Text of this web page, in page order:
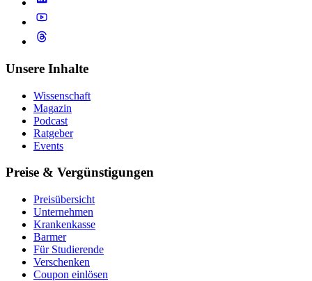
Unsere Inhalte
Wissenschaft
Magazin
Podcast
Ratgeber
Events
Preise & Vergünstigungen
Preisübersicht
Unternehmen
Krankenkasse
Barmer
Für Studierende
Ver­schen­ken
Coupon einlösen